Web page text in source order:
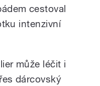
cestoval
intenzivní
může léčit i
dárcovský